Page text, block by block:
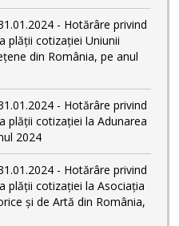
- Hotărâre privind
plății cotizației Uniunii
din România, pe anul
- Hotărâre privind
plății cotizației la Adunarea
2024
- Hotărâre privind
plății cotizației la Asociația
și de Artă din România,